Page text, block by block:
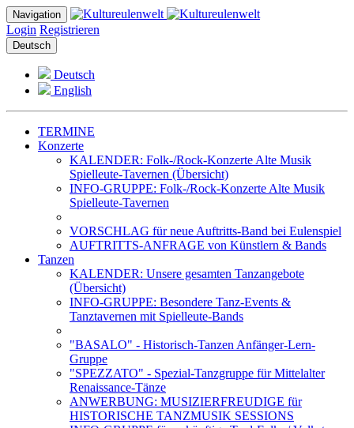
Navigation
Login Registrieren
Deutsch
Deutsch
English
TERMINE
Konzerte
KALENDER: Folk-/Rock-Konzerte Alte Musik
Spielleute-Tavernen (Übersicht)
INFO-GRUPPE: Folk-/Rock-Konzerte Alte Musik
Spielleute-Tavernen
VORSCHLAG für neue Auftritts-Band bei Eulenspiel
AUFTRITTS-ANFRAGE von Künstlern & Bands
Tanzen
KALENDER: Unsere gesamten Tanzangebote
(Übersicht)
INFO-GRUPPE: Besondere Tanz-Events &
Tanztavernen mit Spielleute-Bands
"BASALO" - Historisch-Tanzen Anfänger-Lern-
Gruppe
"SPEZZATO" - Spezial-Tanzgruppe für Mittelalter
Renaissance-Tänze
ANWERBUNG: MUSIZIERFREUDIGE für
HISTORISCHE TANZMUSIK SESSIONS